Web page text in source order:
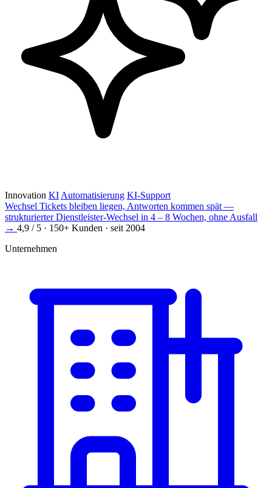
Innovation KI Automatisierung KI-Support
Wechsel Tickets bleiben liegen, Antworten kommen spät —
strukturierter Dienstleister-Wechsel in 4 – 8 Wochen, ohne Ausfall
→ 4,9 / 5 · 150+ Kunden · seit 2004
Unternehmen